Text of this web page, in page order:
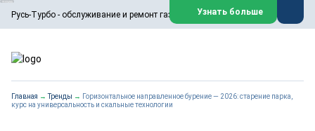
Русь-Турбо - обслуживание и ремонт газовых паровых турбин
ООО «Русь-Турбо» занимается сервисом газовых и паровых
турбин, комплексным ремонтом, восстановлением,
техническим обслуживанием оборудования ТЭС,
работают на нефтегазовых, нефтехимических,
металлургических и других предприятиях.
Реклама. ООО «Русь-Турбо», ИНН 7802588950
erid: F7NfYUJCUneVdwPs4znf
Узнать больше
Главная →Тренды → Горизонтальное направленное бурение — 2026: старение парка,
курс на универсальность и скальные технологии